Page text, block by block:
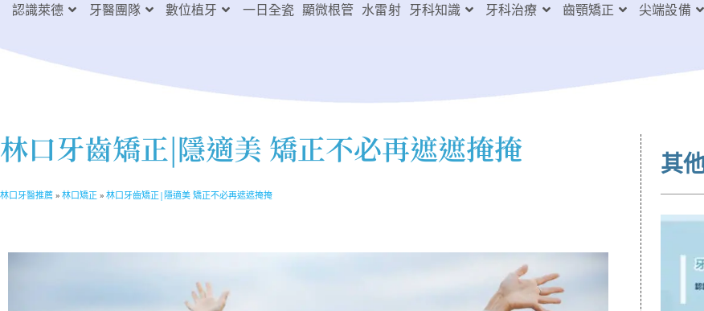
認識萊德 牙醫團隊 數位植牙 一日全瓷 顯微根管 水雷射 牙科知識 牙科治療 齒顎矯正 尖端設備
林口牙齒矯正|隱適美 矯正不必再遮遮掩掩
林口牙醫推薦 » 林口矯正 » 林口牙齒矯正|隱適美 矯正不必再遮遮掩掩
其